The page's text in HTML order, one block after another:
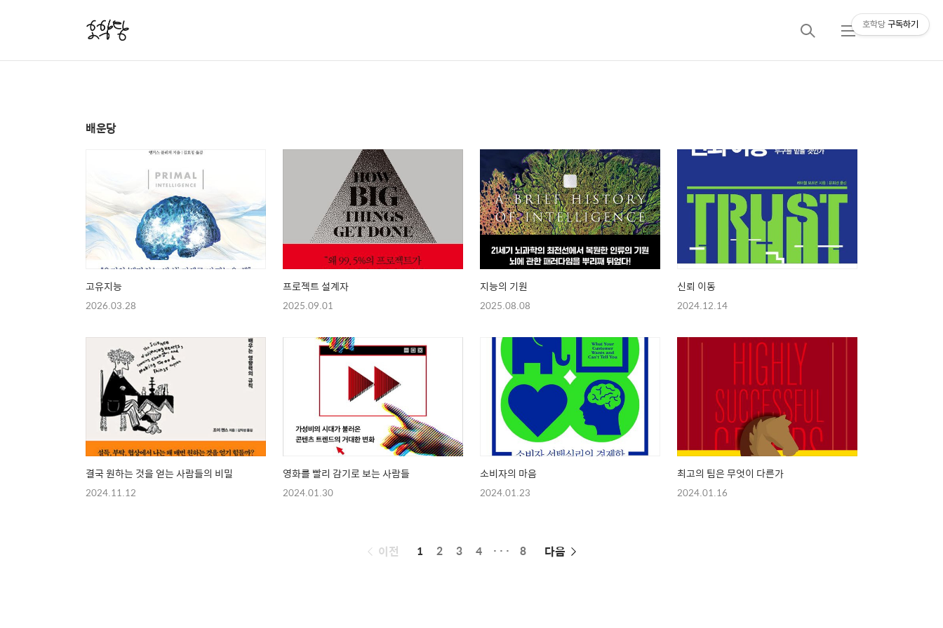
검
메
배운당
고유지능
2026.03.28
프로젝트 설계자
2025.09.01
지능의 기원
2025.08.08
신뢰 이동
2024.12.14
결국 원하는 것을 얻는 사람들의 비밀
2024.11.12
영화를 빨리 감기로 보는 사람들
2024.01.30
소비자의 마음
2024.01.23
최고의 팀은 무엇이 다른가
2024.01.16
페
이전 1 2 3 4 ··· 8 다음
호학당 구독하기